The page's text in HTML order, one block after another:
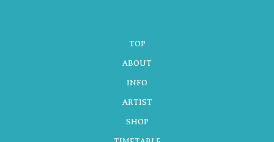
TOP
ABOUT
INFO
ARTIST
SHOP